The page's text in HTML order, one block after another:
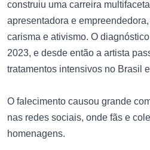
construiu uma carreira
apresentadora e
carisma e ativismo. O
2023, e desde então a artista
tratamentos intensivos no Brasil
O falecimento causou grande
nas redes sociais, onde fãs e
homenagens.